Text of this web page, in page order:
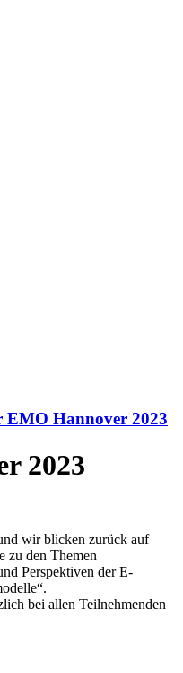
Hannover 2023
2023
wir blicken zurück auf
zu den Themen
Perspektiven der E-
bei allen Teilnehmenden